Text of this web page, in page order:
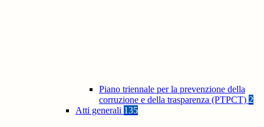
Piano triennale per la prevenzione della
corruzione e della trasparenza (PTPCT) 2
Atti generali 135